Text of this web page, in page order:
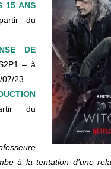
15 ANS
du
DE
– à
07/23
du
à la tentation d’une